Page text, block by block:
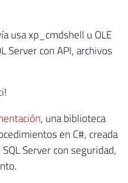
usa xp_cmdshell u OLE
Server con API, archivos
, una biblioteca
en C#, creada
Server con seguridad,